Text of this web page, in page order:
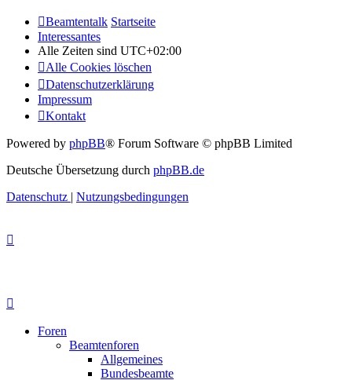
Beamtentalk Startseite
Interessantes
Alle Zeiten sind UTC+02:00
Alle Cookies löschen
Datenschutzerklärung
Impressum
Kontakt
Powered by phpBB® Forum Software © phpBB Limited
Deutsche Übersetzung durch phpBB.de
Datenschutz | Nutzungsbedingungen
Foren
Beamtenforen
Allgemeines
Bundesbeamte